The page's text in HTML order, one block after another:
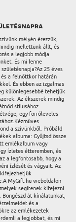
mélyén érezzük,
mellettünk állt, és
a legjobb módja
És mi lenne
25 éves
a felnőttkor határán
És ebben az izgalmas
különlegesebbé tehetjük
Az ékszerek mindig
stílusához
egy forróleveles
a szívünkből. Próbáld
albuma: Gyűjtsd össze
emlékalbum vagy
ízletes étteremben, és
a legfontosabb, hogy a
ízlését és vágyait. Az
kifejezhetjük
MyGift.hu weboldalon
segítenek kifejezni
át kínálatunkat,
és a
az emlékezetek
a legjobbat, és mi